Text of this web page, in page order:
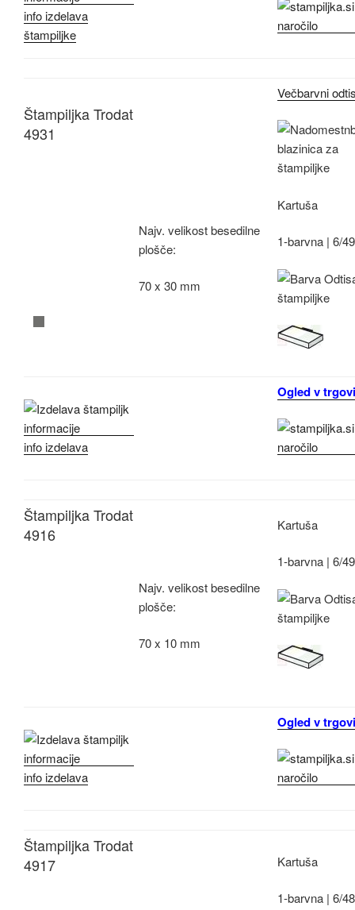
info izdelava
štampiljke
Štampiljka Trodat
4931
Najv. velikost besedilne
plošče:
70 x 30 mm
Večbarvni
Kartuša
1-barvna | 6/
info izdelava
Ogled v
Štampiljka Trodat
4916
Najv. velikost besedilne
plošče:
70 x 10 mm
Kartuša
1-barvna | 6/
info izdelava
Ogled v
Štampiljka Trodat
4917
Kartuša
1-barvna | 6/